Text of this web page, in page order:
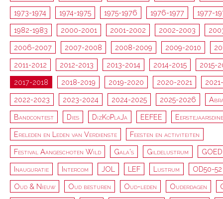
1973-1974 1974-1975 1975-1976 1976-1977 1977-
1982-1983 2000-2001 2001-2002 2002-2003
2006-2007 2007-2008 2008-2009 2009-2010
2011-2012 2012-2013 2013-2014 2014-2015 2015-
2017-2018 2018-2019 2019-2020 2020-2021
2022-2023 2023-2024 2024-2025 2025-2026
Bandcontest Dies DizKoPlaJa EEFEE
Ereleden en Leden van Verdienste Feesten en activiteiten
Festival Aangeschoten Wild Gala's Gildelustrum GOED
Inauguratie Intercom JOL LEF Lustrum OD50-52
Oud & Nieuw Oud besturen Oud-leden Ouderdagen